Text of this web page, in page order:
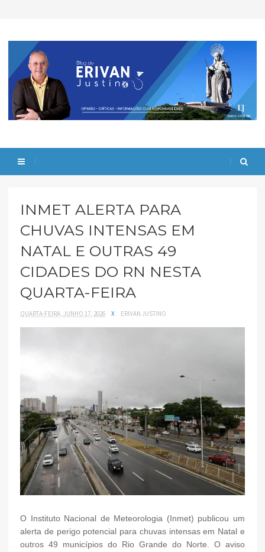
INMET ALERTA PARA
CHUVAS INTENSAS EM
NATAL E OUTRAS 49
CIDADES DO RN NESTA
QUARTA-FEIRA
QUARTA-FEIRA, JUNHO 17, 2026 X ERIVAN JUSTINO
O Instituto Nacional de Meteorologia (Inmet) publicou um
alerta de perigo potencial para chuvas intensas em Natal e
outros 49 municípios do Rio Grande do Norte. O aviso